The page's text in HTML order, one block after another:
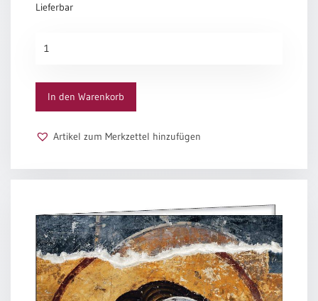
Grundgebete, Gebetsrufe, 7 Gebetseinheiten
Sterbesegen, Hilfen im Falle eines Todes, Für die
Verlag); Gottfried Hänisch (Ev. Diakon, Beratungsdienste,
Lieferbar
nehmen
In den Warenkorb
Artikel zum Merkzettel hinzufügen